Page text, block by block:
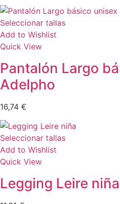
Seleccionar tallas
Add to Wishlist
Quick View
Pantalón Largo
Adelpho
16,74 €
Seleccionar tallas
Add to Wishlist
Quick View
Legging Leire niña